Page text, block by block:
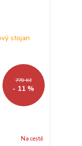
770 Kč
- 11 %
Na cestě